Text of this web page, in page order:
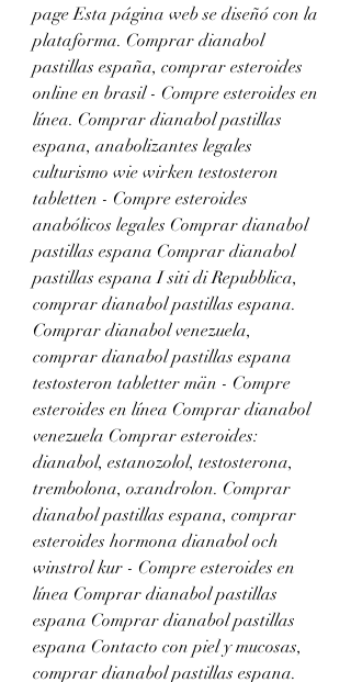
page Esta página web se diseñó con la
plataforma. Comprar dianabol
pastillas españa, comprar esteroides
online en brasil - Compre esteroides en
línea. Comprar dianabol pastillas
espana, anabolizantes legales
culturismo wie wirken testosteron
tabletten - Compre esteroides
anabólicos legales Comprar dianabol
pastillas espana Comprar dianabol
pastillas espana I siti di Repubblica,
comprar dianabol pastillas espana.
Comprar dianabol venezuela,
comprar dianabol pastillas espana
testosteron tabletter män - Compre
esteroides en línea Comprar dianabol
venezuela Comprar esteroides:
dianabol, estanozolol, testosterona,
trembolona, oxandrolon. Comprar
dianabol pastillas espana, comprar
esteroides hormona dianabol och
winstrol kur - Compre esteroides en
línea Comprar dianabol pastillas
espana Comprar dianabol pastillas
espana Contacto con piel y mucosas,
comprar dianabol pastillas espana.